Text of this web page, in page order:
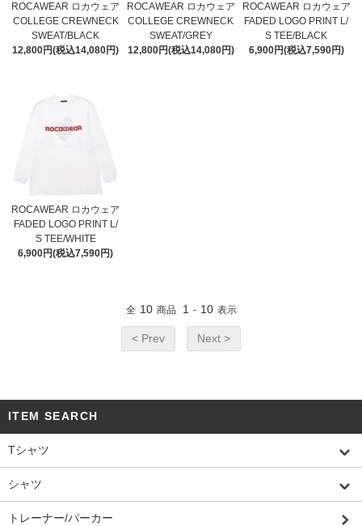
ROCAWEAR ロカウェア
COLLEGE CREWNECK
SWEAT/BLACK
12,800円(税込14,080円)
ROCAWEAR ロカウェア
COLLEGE CREWNECK
SWEAT/GREY
12,800円(税込14,080円)
ROCAWEAR ロカウェア
FADED LOGO PRINT L/
S TEE/BLACK
6,900円(税込7,590円)
ROCAWEAR ロカウェア
FADED LOGO PRINT L/
S TEE/WHITE
6,900円(税込7,590円)
全 10 商品 1 - 10 表示
< Prev Next >
ITEM SEARCH
Tシャツ
シャツ
トレーナー/パーカー